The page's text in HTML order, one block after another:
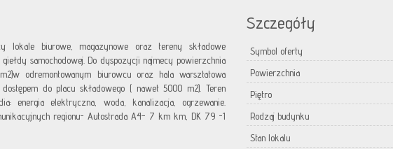
lokale biurowe, magazynowe oraz tereny składowe
samochodowej. Do dyspozycji najmecy powierzchnia
odremontowanym biurowcu oraz hala warsztatowa
do placu składowego ( nawet 5000 m2). Teren
energia elektryczna, woda, kanalizacja, ogrzewanie.
regionu- Autostrada A4- 7 km km, DK 79 -1
Szczegóły
Symbol oferty
Powierzchnia
Piętro
Rodzaj budynku
Stan lokalu